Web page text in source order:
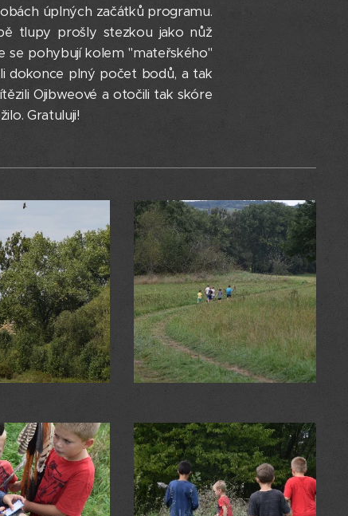
úplných začátků programu.
tlupy prošly stezkou jako nůž
se pohybují kolem "mateřského"
dokonce plný počet bodů, a tak
Ojibweové a otočili tak skóre
Gratuluji!